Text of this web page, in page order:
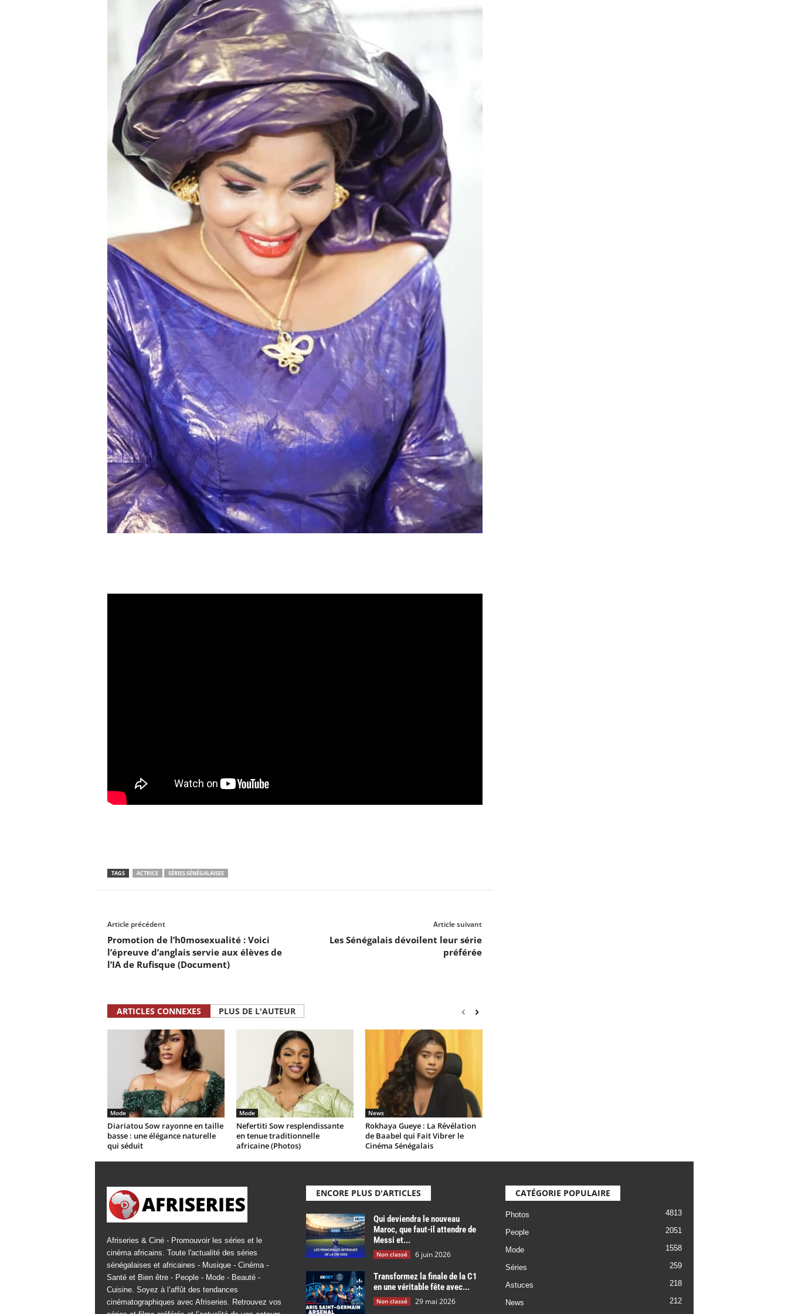
TAGS ACTRICE SÉRIES SÉNÉGALAISES
Article précédent
Promotion de l’h0mosexualité : Voici
l’épreuve d’anglais servie aux élèves de
l’IA de Rufisque (Document)
Article suivant
Les Sénégalais dévoilent leur série
préférée
ARTICLES CONNEXES PLUS DE L'AUTEUR
Mode
Diariatou Sow rayonne en taille
basse : une élégance naturelle
qui séduit
Mode
Nefertiti Sow resplendissante
en tenue traditionnelle
africaine (Photos)
News
Rokhaya Gueye : La Révélation
de Baabel qui Fait Vibrer le
Cinéma Sénégalais
Afriseries & Ciné - Promouvoir les séries et le
cinéma africains. Toute l'actualité des séries
sénégalaises et africaines - Musique - Cinéma -
Santé et Bien être - People - Mode - Beauté -
Cuisine. Soyez à l’affût des tendances
cinématographiques avec Afriseries. Retrouvez vos
ENCORE PLUS D'ARTICLES
Qui deviendra le nouveau
Maroc, que faut-il attendre de
Messi et...
Non classé 6 juin 2026
Transformez la finale de la C1
en une véritable fête avec...
Non classé 29 mai 2026
CATÉGORIE POPULAIRE
Photos 4813
People 2051
Mode 1558
Séries 259
Astuces 218
News
212